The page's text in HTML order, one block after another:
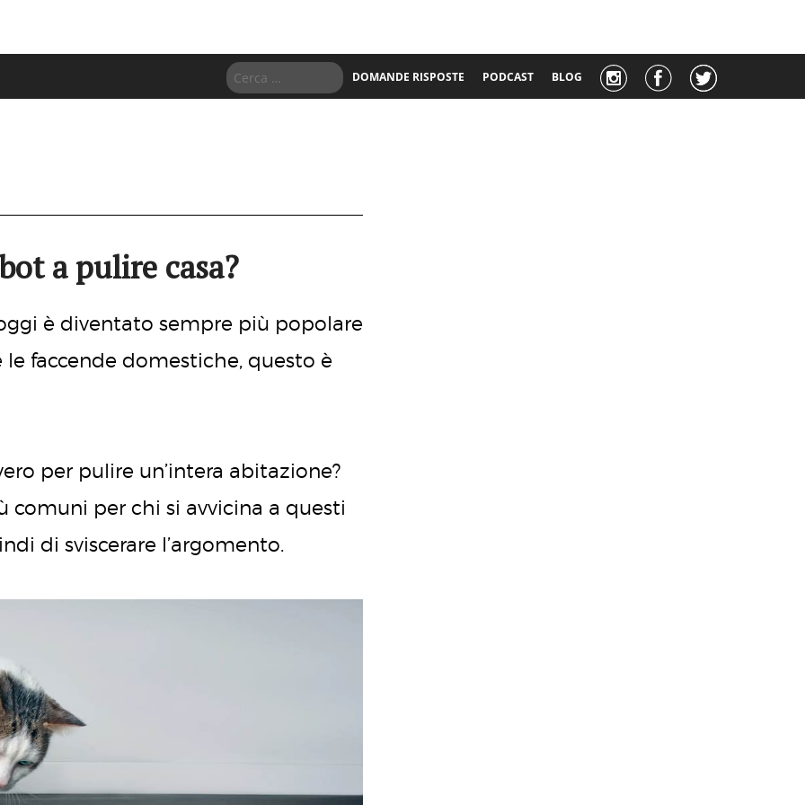
DOMANDE RISPOSTE PODCAST BLOG
a pulire casa?
è diventato sempre più popolare
faccende domestiche, questo è
per pulire un’intera abitazione?
per chi si avvicina a questi
di sviscerare l’argomento.